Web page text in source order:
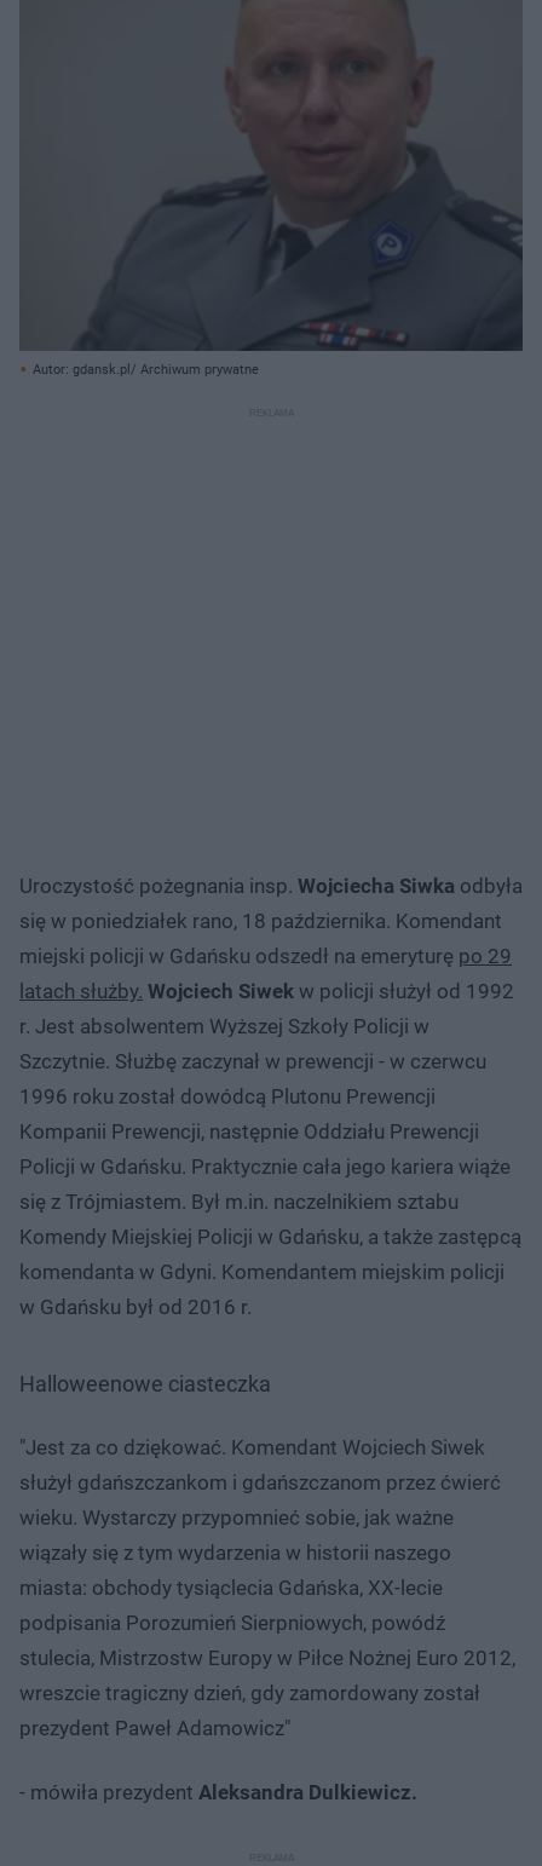
Autor: gdansk.pl/ Archiwum prywatne
Uroczystość pożegnania insp. Wojciecha Siwka odbyła
się w poniedziałek rano, 18 października. Komendant
miejski policji w Gdańsku odszedł na emeryturę po 29
latach służby. Wojciech Siwek w policji służył od 1992
r. Jest absolwentem Wyższej Szkoły Policji w
Szczytnie. Służbę zaczynał w prewencji - w czerwcu
1996 roku został dowódcą Plutonu Prewencji
Kompanii Prewencji, następnie Oddziału Prewencji
Policji w Gdańsku. Praktycznie cała jego kariera wiąże
się z Trójmiastem. Był m.in. naczelnikiem sztabu
Komendy Miejskiej Policji w Gdańsku, a także zastępcą
komendanta w Gdyni. Komendantem miejskim policji
w Gdańsku był od 2016 r.
Halloweenowe ciasteczka
"Jest za co dziękować. Komendant Wojciech Siwek
służył gdańszczankom i gdańszczanom przez ćwierć
wieku. Wystarczy przypomnieć sobie, jak ważne
wiązały się z tym wydarzenia w historii naszego
miasta: obchody tysiąclecia Gdańska, XX-lecie
podpisania Porozumień Sierpniowych, powódź
stulecia, Mistrzostw Europy w Piłce Nożnej Euro 2012,
wreszcie tragiczny dzień, gdy zamordowany został
prezydent Paweł Adamowicz"
- mówiła prezydent Aleksandra Dulkiewicz.